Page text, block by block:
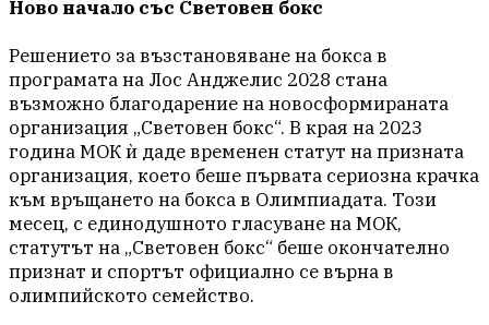
Ново начало със Световен бокс
Решението за възстановяване на бокса в
програмата на Лос Анджелис 2028 стана
възможно благодарение на новосформираната
организация „Световен бокс“. В края на 2023
година МОК ѝ даде временен статут на призната
организация, което беше първата сериозна крачка
към връщането на бокса в Олимпиадата. Този
месец, с единодушното гласуване на МОК,
статутът на „Световен бокс“ беше окончателно
признат и спортът официално се върна в
олимпийското семейство.